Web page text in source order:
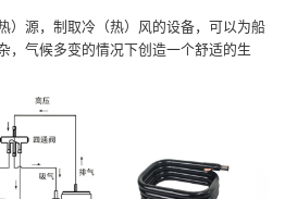
）源，制取冷（热）风的设备，可以为船
，气候多变的情况下创造一个舒适的生